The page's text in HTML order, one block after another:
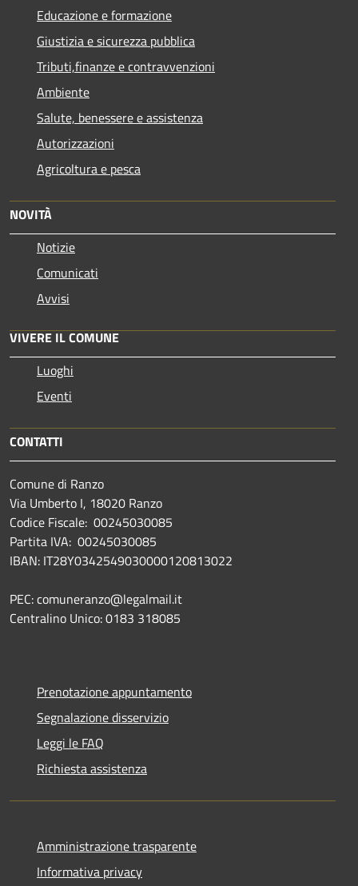
Educazione e formazione
Giustizia e sicurezza pubblica
Tributi,finanze e contravvenzioni
Ambiente
Salute, benessere e assistenza
Autorizzazioni
Agricoltura e pesca
NOVITÀ
Notizie
Comunicati
Avvisi
VIVERE IL COMUNE
Luoghi
Eventi
CONTATTI
Comune di Ranzo
Via Umberto I, 18020 Ranzo
Codice Fiscale: 00245030085
Partita IVA: 00245030085
IBAN: IT28Y0342549030000120813022
PEC: comuneranzo@legalmail.it
Centralino Unico: 0183 318085
Prenotazione appuntamento
Segnalazione disservizio
Leggi le FAQ
Richiesta assistenza
Amministrazione trasparente
Informativa privacy